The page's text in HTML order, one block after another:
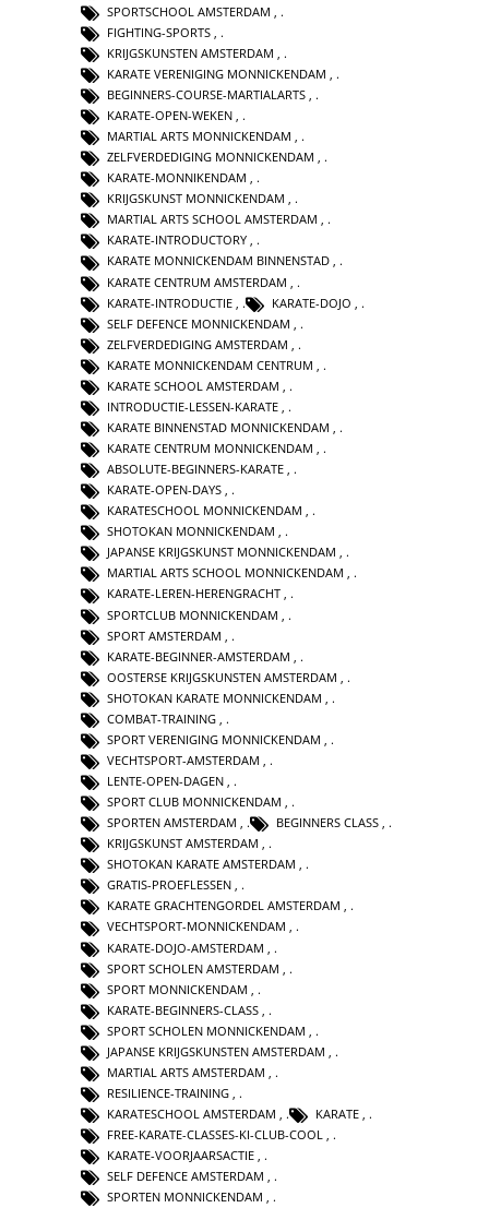
SPORTSCHOOL AMSTERDAM
FIGHTING-SPORTS
KRIJGSKUNSTEN AMSTERDAM
KARATE VERENIGING MONNICKENDAM
BEGINNERS-COURSE-MARTIALARTS
KARATE-OPEN-WEKEN ,
MARTIAL ARTS MONNICKENDAM ,
ZELFVERDEDIGING MONNICKENDAM ,
KARATE-MONNIKENDAM ,
KRIJGSKUNST MONNICKENDAM ,
MARTIAL ARTS SCHOOL AMSTERDAM ,
KARATE-INTRODUCTORY ,
KARATE MONNICKENDAM BINNENSTAD ,
KARATE CENTRUM AMSTERDAM
KARATE-INTRODUCTIE
KARATE-DOJO
SELF DEFENCE MONNICKENDAM
ZELFVERDEDIGING AMSTERDAM
KARATE MONNICKENDAM CENTRUM
KARATE SCHOOL AMSTERDAM
INTRODUCTIE-LESSEN-KARATE
KARATE BINNENSTAD MONNICKENDAM
KARATE CENTRUM MONNICKENDAM ,
ABSOLUTE-BEGINNERS-KARATE ,
KARATE-OPEN-DAYS ,
KARATESCHOOL MONNICKENDAM ,
SHOTOKAN MONNICKENDAM ,
JAPANSE KRIJGSKUNST MONNICKENDAM ,
MARTIAL ARTS SCHOOL MONNICKENDAM ,
KARATE-LEREN-HERENGRACHT ,
SPORTCLUB MONNICKENDAM
SPORT AMSTERDAM
KARATE-BEGINNER-AMSTERDAM
OOSTERSE KRIJGSKUNSTEN AMSTERDAM
SHOTOKAN KARATE MONNICKENDAM
COMBAT-TRAINING
SPORT VERENIGING MONNICKENDAM
VECHTSPORT-AMSTERDAM
LENTE-OPEN-DAGEN ,
SPORT CLUB MONNICKENDAM ,
SPORTEN AMSTERDAM , BEGINNERS CLASS ,
KRIJGSKUNST AMSTERDAM ,
SHOTOKAN KARATE AMSTERDAM ,
GRATIS-PROEFLESSEN ,
KARATE GRACHTENGORDEL AMSTERDAM ,
VECHTSPORT-MONNICKENDAM ,
KARATE-DOJO-AMSTERDAM
SPORT SCHOLEN AMSTERDAM
SPORT MONNICKENDAM
KARATE-BEGINNERS-CLASS
SPORT SCHOLEN MONNICKENDAM
JAPANSE KRIJGSKUNSTEN AMSTERDAM
MARTIAL ARTS AMSTERDAM
RESILIENCE-TRAINING
KARATESCHOOL AMSTERDAM , KARATE ,
FREE-KARATE-CLASSES-KI-CLUB-COOL ,
KARATE-VOORJAARSACTIE ,
SELF DEFENCE AMSTERDAM ,
SPORTEN MONNICKENDAM ,